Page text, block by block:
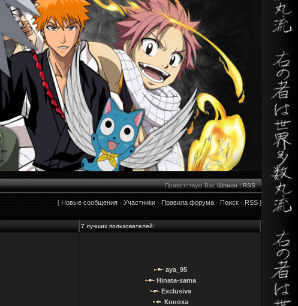
Приветствую Вас Шпион|RSS
[Новые сообщения·Участники·Правила форума·Поиск·RSS]
7 лучших пользователей:
aya_95
Hinata-sama
Exclusive
Коноха